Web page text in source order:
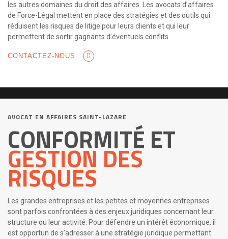
les autres domaines du droit des affaires. Les avocats d’affaires
de Force-Légal mettent en place des stratégies et des outils qui
réduisent les risques de litige pour leurs clients et qui leur
permettent de sortir gagnants d’éventuels conflits.
CONTACTEZ-NOUS
AVOCAT EN AFFAIRES SAINT-LAZARE
CONFORMITÉ ET
GESTION DES
RISQUES
Les grandes entreprises et les petites et moyennes entreprises
sont parfois confrontées à des enjeux juridiques concernant leur
structure ou leur activité. Pour défendre un intérêt économique, il
est opportun de s’adresser à une stratégie juridique permettant